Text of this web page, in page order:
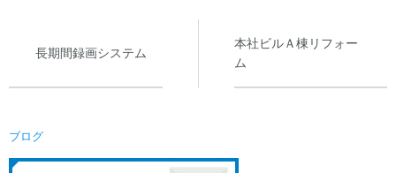
長期間録画システム
本社ビルＡ棟リフォー
ム
ブログ